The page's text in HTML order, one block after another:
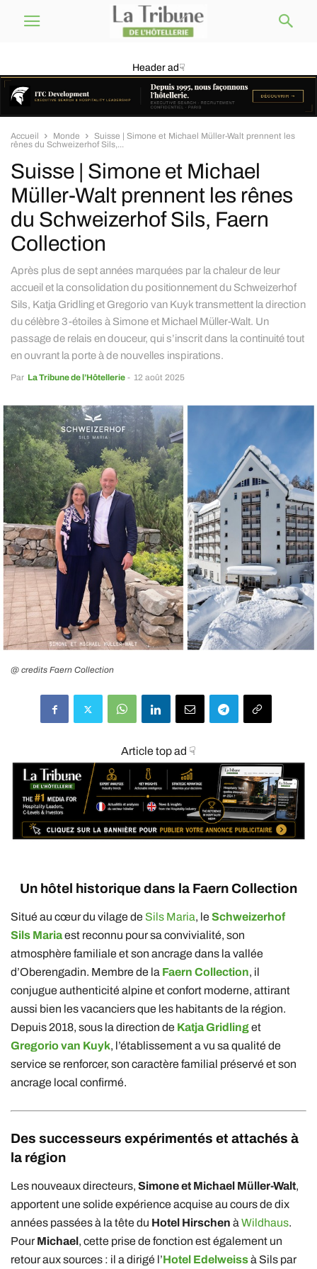
Header ad☟
Accueil Monde
Suisse | Simone et Michael Müller-Walt prennent les
rênes du Schweizerhof Sils,...
Suisse | Simone et Michael
Müller-Walt prennent les rênes
du Schweizerhof Sils, Faern
Collection
Après plus de sept années marquées par la chaleur de leur
accueil et la consolidation du positionnement du Schweizerhof
Sils, Katja Gridling et Gregorio van Kuyk transmettent la direction
du célèbre 3-étoiles à Simone et Michael Müller-Walt. Un
passage de relais en douceur, qui s’inscrit dans la continuité tout
en ouvrant la porte à de nouvelles inspirations.
Par La Tribune de l’Hôtellerie - 12 août 2025
@ credits Faern Collection
Article top ad ☟
Un hôtel historique dans la Faern Collection
Situé au cœur du vilage de Sils Maria, leSchweizerhof
Sils Mariaest reconnu pour sa convivialité, son
atmosphère familiale et son ancrage dans la vallée
d’Oberengadin. Membre de la Faern Collection, il
conjugue authenticité alpine et confort moderne, attirant
aussi bien les vacanciers que les habitants de la région.
Depuis 2018, sous la direction de Katja Gridlinget
Gregorio van Kuyk, l’établissement a vu sa qualité de
service se renforcer, son caractère familial préservé et son
ancrage local confirmé.
Des successeurs expérimentés et attachés à
la région
Les nouveaux directeurs, Simone et Michael Müller-Walt,
apportent une solide expérience acquise au cours de dix
années passées à la tête du Hotel Hirschen à Wildhaus.
Pour Michael, cette prise de fonction est également un
retour aux sources : il a dirigé l’Hotel Edelweissà Sils par